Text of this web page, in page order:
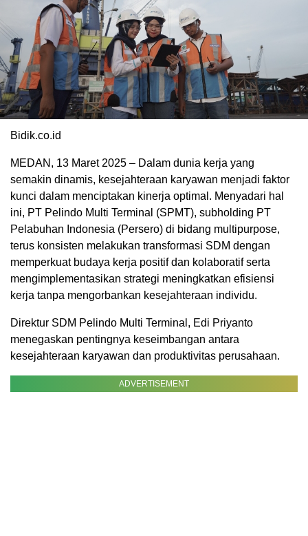
Bidik.co.id
MEDAN, 13 Maret 2025 – Dalam dunia kerja yang
semakin dinamis, kesejahteraan karyawan menjadi faktor
kunci dalam menciptakan kinerja optimal. Menyadari hal
ini, PT Pelindo Multi Terminal (SPMT), subholding PT
Pelabuhan Indonesia (Persero) di bidang multipurpose,
terus konsisten melakukan transformasi SDM dengan
memperkuat budaya kerja positif dan kolaboratif serta
mengimplementasikan strategi meningkatkan efisiensi
kerja tanpa mengorbankan kesejahteraan individu.
Direktur SDM Pelindo Multi Terminal, Edi Priyanto
menegaskan pentingnya keseimbangan antara
kesejahteraan karyawan dan produktivitas perusahaan.
ADVERTISEMENT